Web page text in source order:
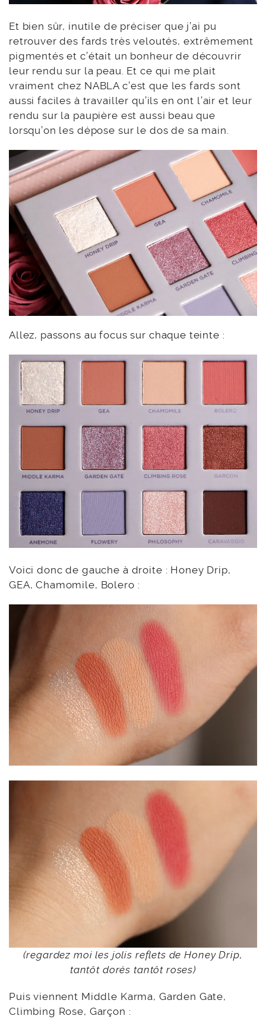
Et bien sûr, inutile de préciser que j’ai pu
retrouver des fards très veloutés, extrêmement
pigmentés et c’était un bonheur de découvrir
leur rendu sur la peau. Et ce qui me plait
vraiment chez NABLA c’est que les fards sont
aussi faciles à travailler qu’ils en ont l’air et leur
rendu sur la paupière est aussi beau que
lorsqu’on les dépose sur le dos de sa main.
Allez, passons au focus sur chaque teinte :
Voici donc de gauche à droite : Honey Drip,
GEA, Chamomile, Bolero :
(regardez moi les jolis reflets de Honey Drip,
tantôt dorés tantôt roses)
Puis viennent Middle Karma, Garden Gate,
Climbing Rose, Garçon :